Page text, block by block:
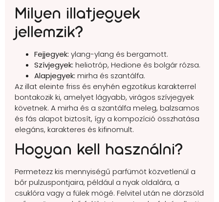
Milyen illatjegyek
jellemzik?
Fejjegyek: ylang-ylang és bergamott.
Szívjegyek: heliotróp, Hedione és bolgár rózsa.
Alapjegyek: mirha és szantálfa.
Az illat eleinte friss és enyhén egzotikus karakterrel
bontakozik ki, amelyet lágyabb, virágos szívjegyek
követnek. A mirha és a szantálfa meleg, balzsamos
és fás alapot biztosít, így a kompozíció összhatása
elegáns, karakteres és kifinomult.
Hogyan kell használni?
Permetezz kis mennyiségű parfümöt közvetlenül a
bőr pulzuspontjaira, például a nyak oldalára, a
csuklóra vagy a fülek mögé. Felvitel után ne dörzsöld